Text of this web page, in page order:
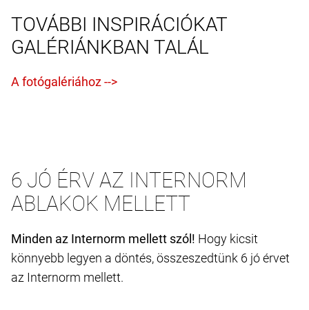
TOVÁBBI INSPIRÁCIÓKAT
GALÉRIÁNKBAN TALÁL
6 JÓ ÉRV AZ INTERNORM
ABLAKOK MELLETT
Minden az Internorm mellett szól! Hogy kicsit
könnyebb legyen a döntés, összeszedtünk 6 jó érvet
az Internorm mellett.